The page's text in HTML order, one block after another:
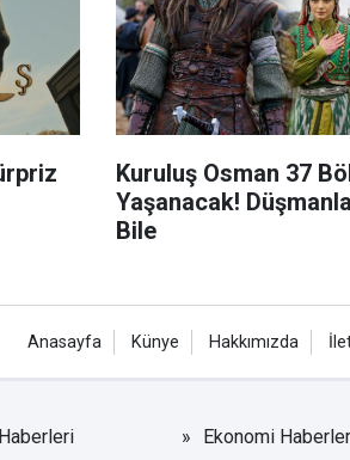
Kuruluş Osman 37
Yaşanacak!
Bile
Anasayfa Künye Hakkımızda
Ekonomi